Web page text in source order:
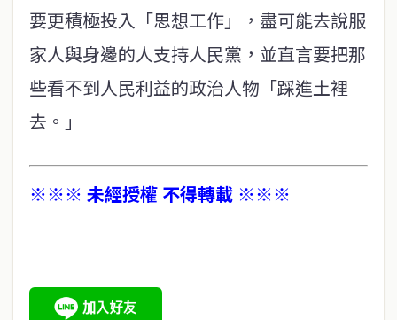
要更積極投入「思想工作」，盡可能去說服
家人與身邊的人支持人民黨，並直言要把那
些看不到人民利益的政治人物「踩進土裡
去。」
※※※ 未經授權 不得轉載 ※※※